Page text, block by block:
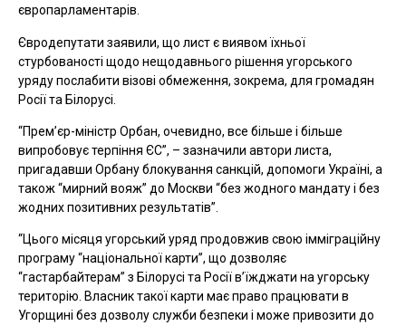
європарламентарів.
Євродепутати заявили, що лист є виявом їхньої
стурбованості щодо нещодавнього рішення угорського
уряду послабити візові обмеження, зокрема, для громадян
Росії та Білорусі.
“Прем’єр-міністр Орбан, очевидно, все більше і більше
випробовує терпіння ЄС”, – зазначили автори листа,
пригадавши Орбану блокування санкцій, допомоги Україні, а
також “мирний вояж” до Москви “без жодного мандату і без
жодних позитивних результатів”.
“Цього місяця угорський уряд продовжив свою імміграційну
програму “національної карти”, що дозволяє
“гастарбайтерам” з Білорусі та Росії в’їжджати на угорську
територію. Власник такої карти має право працювати в
Угорщині без дозволу служби безпеки і може привозити до